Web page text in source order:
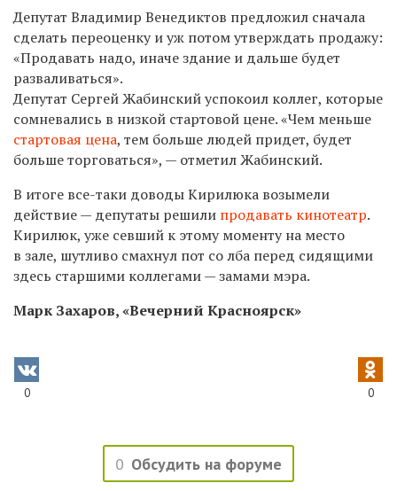
Депутат Владимир Венедиктов предложил сначала
сделать переоценку и уж потом утверждать продажу:
«Продавать надо, иначе здание и дальше будет
разваливаться».
Депутат Сергей Жабинский успокоил коллег, которые
сомневались в низкой стартовой цене. «Чем меньше
стартовая цена, тем больше людей придет, будет
больше торговаться», — отметил Жабинский.
В итоге все-таки доводы Кирилюка возымели
действие — депутаты решили продавать кинотеатр.
Кирилюк, уже севший к этому моменту на место
в зале, шутливо смахнул пот со лба перед сидящими
здесь старшими коллегами — замами мэра.
Марк Захаров, «Вечерний Красноярск»
0 0
0 Обсудить на форуме